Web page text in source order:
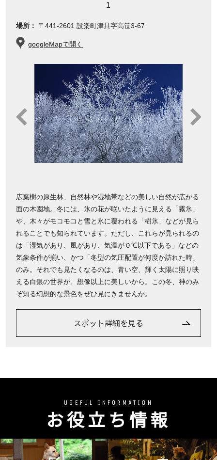
1
場所： 〒441-2601 設楽町津具字高笹3-67
googleMapで開く
広葉樹の原生林、自然林や湿地帯などの美しい自然が広がる
面の木園地。冬には、氷の花が咲いたように見える「霧氷」
や、木々がモコモコと雪と氷に覆われる「樹氷」などが見ら
れることでも知られています。ただし、これらが見られるの
は「湿気があり、風があり、気温が０℃以下である」などの
気象条件が揃い、かつ「冬型の気圧配置が何度か訪れた時」
のみ。それでも見たくなるのは、青い空、輝く太陽に照り映
える白銀の世界が、想像以上に美しいから。この冬、神のみ
ぞ知る幻想的な景色をぜひ見にきませんか。
スポット詳細を見る
USEFUL INFORMATION
お役立ち情報